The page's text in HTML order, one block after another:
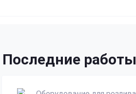
Последние работы